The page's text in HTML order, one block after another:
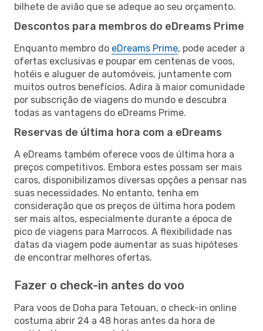
bilhete de avião que se adeque ao seu orçamento.
Descontos para membros do eDreams Prime
Enquanto membro do eDreams Prime, pode aceder a
ofertas exclusivas e poupar em centenas de voos,
hotéis e aluguer de automóveis, juntamente com
muitos outros benefícios. Adira à maior comunidade
por subscrição de viagens do mundo e descubra
todas as vantagens do eDreams Prime.
Reservas de última hora com a eDreams
A eDreams também oferece voos de última hora a
preços competitivos. Embora estes possam ser mais
caros, disponibilizamos diversas opções a pensar nas
suas necessidades. No entanto, tenha em
consideração que os preços de última hora podem
ser mais altos, especialmente durante a época de
pico de viagens para Marrocos. A flexibilidade nas
datas da viagem pode aumentar as suas hipóteses
de encontrar melhores ofertas.
Fazer o check-in antes do voo
Para voos de Doha para Tetouan, o check-in online
costuma abrir 24 a 48 horas antes da hora de